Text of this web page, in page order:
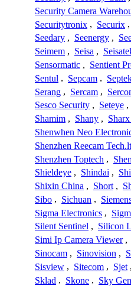
Security Camera
Securitytronix , Securix ,
Seedary , Seenergy ,
Seimem , Seisa ,
Sensormatic , Sentient
Sentul , Sepcam ,
Serang , Sercam ,
Sesco Security , Seteye ,
Shamim , Shany ,
Shenwhen Neo
Shenzhen Reecam
Shenzhen Toptech ,
Shieldeye , Shindai ,
Shixin China , Short ,
Sibo , Sichuan ,
Sigma Electronics ,
Silent Sentinel , Silicon
Simi Ip Camera Viewer ,
Sinocam , Sinovision ,
Sisview , Sitecom , Sjet ,
Sklad , Skone , Sky